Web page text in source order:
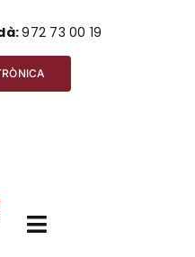
972 73 00 19
Toggle